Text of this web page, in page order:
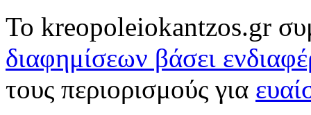
To kreopoleiokantzos.gr
διαφημίσεων βάσει
τους περιορισμούς για